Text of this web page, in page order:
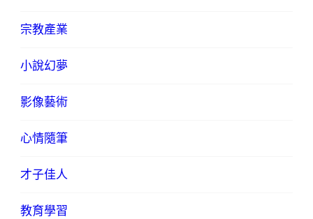
宗教產業
小說幻夢
影像藝術
心情隨筆
才子佳人
教育學習